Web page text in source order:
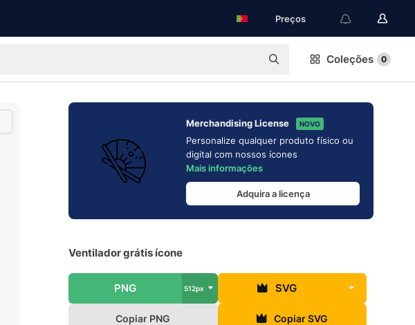
Preços
Coleções 0
Merchandising License NOVO
Personalize qualquer produto físico ou
digital com nossos ícones
Mais informações
Adquira a licença
Ventilador grátis ícone
PNG 512px SVG
Copiar PNG Copiar SVG